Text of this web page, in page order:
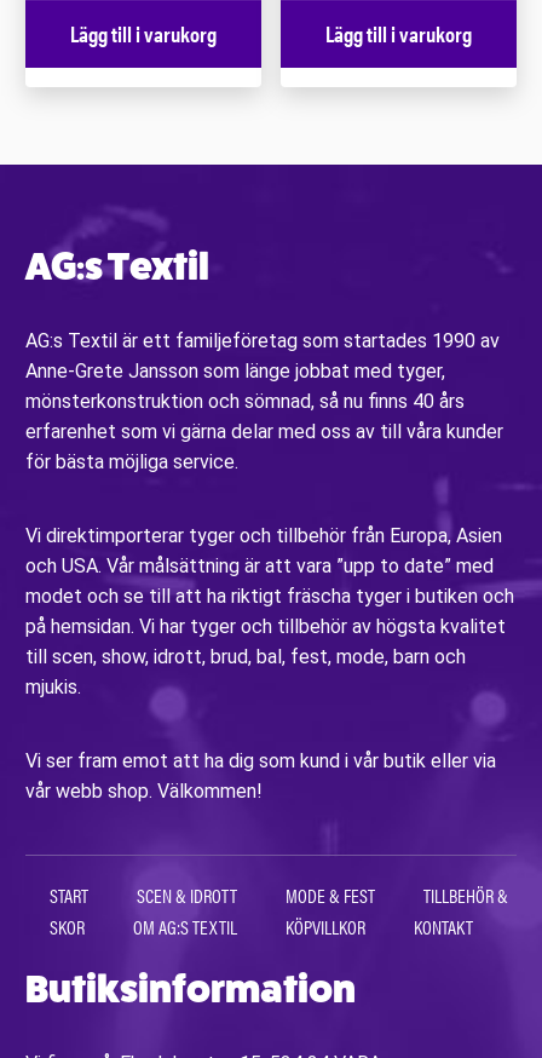
Lägg till i varukorg Lägg till i varukorg
AG:s Textil
AG:s Textil är ett familjeföretag som startades 1990 av
Anne-Grete Jansson som länge jobbat med tyger,
mönsterkonstruktion och sömnad, så nu finns 40 års
erfarenhet som vi gärna delar med oss av till våra kunder
för bästa möjliga service.
Vi direktimporterar tyger och tillbehör från Europa, Asien
och USA. Vår målsättning är att vara ”upp to date” med
modet och se till att ha riktigt fräscha tyger i butiken och
på hemsidan. Vi har tyger och tillbehör av högsta kvalitet
till scen, show, idrott, brud, bal, fest, mode, barn och
mjukis.
Vi ser fram emot att ha dig som kund i vår butik eller via
vår webb shop. Välkommen!
START SCEN & IDROTT MODE & FEST
TILLBEHÖR &
SKOR
OM AG:S TEXTIL KÖPVILLKOR KONTAKT
Butiksinformation